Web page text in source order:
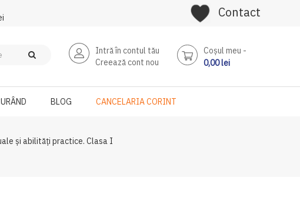
Contact
Intră în contul tău
Creează cont nou
Coşul meu
0,00 lei
BLOG CANCELARIA CORINT
și abilități practice. Clasa I